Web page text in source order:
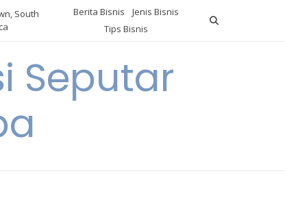
South
Berita Bisnis
Jenis Bisnis
Tips Bisnis
Seputar